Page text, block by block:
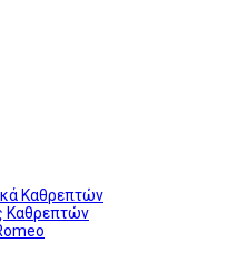
Καθρεπτών
Καθρεπτών